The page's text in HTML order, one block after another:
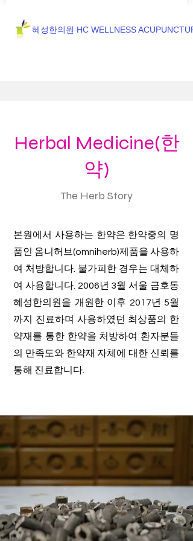
혜성한의원 HC WELLNESS
Herbal Medicine(한
약)
The Herb Story
본원에서 사용하는 한약은 한약중의 명
품인 옴니허브(omniherb)제품을 사용하
여 처방합니다. 불가피한 경우는 대체하
여 사용합니다. 2006년 3월 서울 금호동
혜성한의원을 개원한 이후 2017년 5월
까지 진료하며 사용하였던 최상품의 한
약재를 통한 한약을 처방하여 환자분들
의 만족도와 한약재 자체에 대한 신뢰를
통해 진료합니다.